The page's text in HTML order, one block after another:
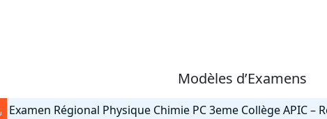
Modèles d’Examens
Examen Régional Physique Chimie PC 3eme Collège APIC –